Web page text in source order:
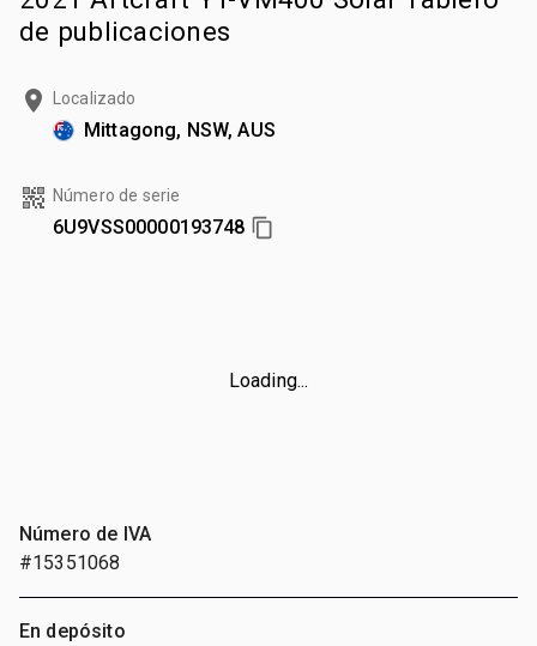
de publicaciones
Localizado
Mittagong, NSW, AUS
Número de serie
6U9VSS00000193748
Loading...
Número de IVA
#15351068
En depósito